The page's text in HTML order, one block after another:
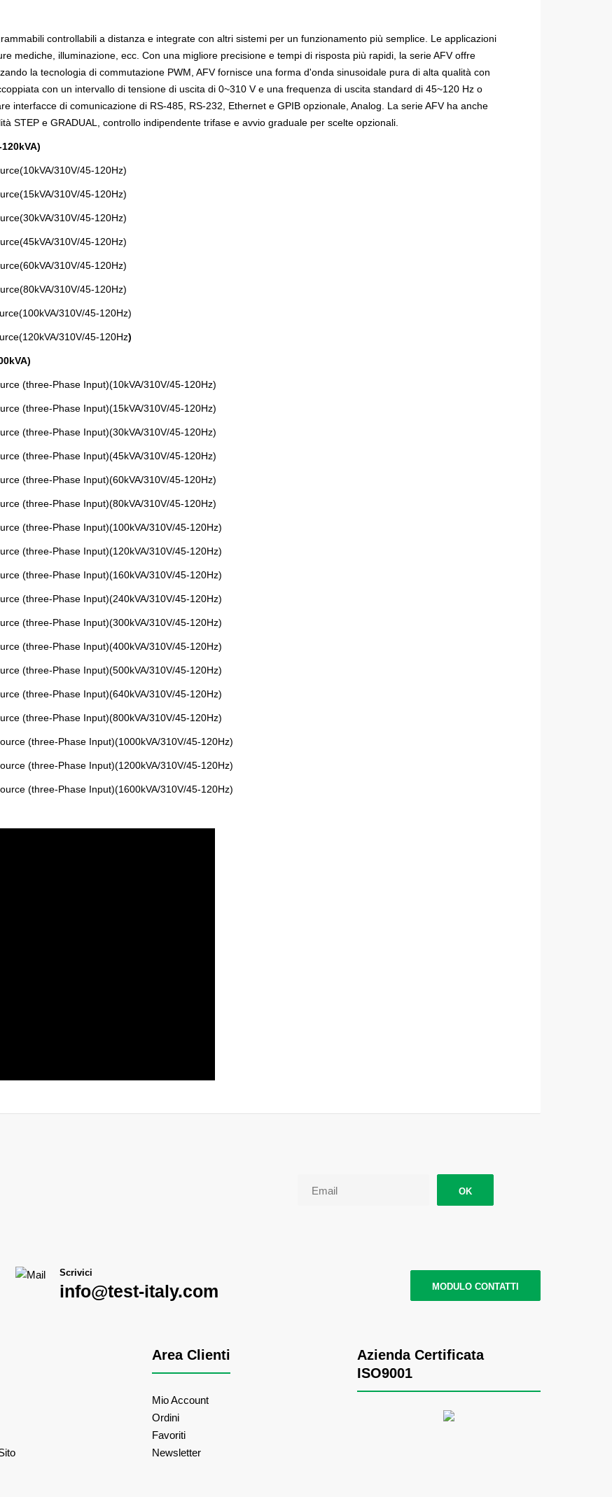
controllabili a distanza e integrate con altri sistemi per un funzionamento più semplice. Le applicazioni
mediche, illuminazione, ecc. Con una migliore precisione e tempi di risposta più rapidi, la serie AFV offre
la tecnologia di commutazione PWM, AFV fornisce una forma d'onda sinusoidale pura di alta qualità con
con un intervallo di tensione di uscita di 0~310 V e una frequenza di uscita standard di 45~120 Hz o
interfacce di comunicazione di RS-485, RS-232, Ethernet e GPIB opzionale, Analog. La serie AFV ha anche
STEP e GRADUAL, controllo indipendente trifase e avvio graduale per scelte opzionali.
310V/45-120Hz)
310V/45-120Hz)
310V/45-120Hz)
310V/45-120Hz)
310V/45-120Hz)
310V/45-120Hz)
310V/45-120Hz)
310V/45-120Hz)
(three-Phase Input)(10kVA/310V/45-120Hz)
(three-Phase Input)(15kVA/310V/45-120Hz)
(three-Phase Input)(30kVA/310V/45-120Hz)
(three-Phase Input)(45kVA/310V/45-120Hz)
(three-Phase Input)(60kVA/310V/45-120Hz)
(three-Phase Input)(80kVA/310V/45-120Hz)
(three-Phase Input)(100kVA/310V/45-120Hz)
(three-Phase Input)(120kVA/310V/45-120Hz)
(three-Phase Input)(160kVA/310V/45-120Hz)
(three-Phase Input)(240kVA/310V/45-120Hz)
(three-Phase Input)(300kVA/310V/45-120Hz)
(three-Phase Input)(400kVA/310V/45-120Hz)
(three-Phase Input)(500kVA/310V/45-120Hz)
(three-Phase Input)(640kVA/310V/45-120Hz)
(three-Phase Input)(800kVA/310V/45-120Hz)
(three-Phase Input)(1000kVA/310V/45-120Hz)
(three-Phase Input)(1200kVA/310V/45-120Hz)
(three-Phase Input)(1600kVA/310V/45-120Hz)
OK
Scrivici
info@test-italy.com MODULO CONTATTI
Area Clienti
Mio Account
Ordini
Favoriti
Newsletter
Azienda Certificata
ISO9001